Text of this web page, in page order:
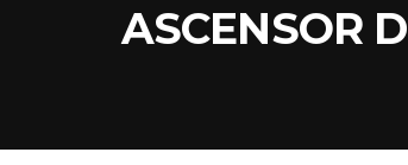
ASCENSOR